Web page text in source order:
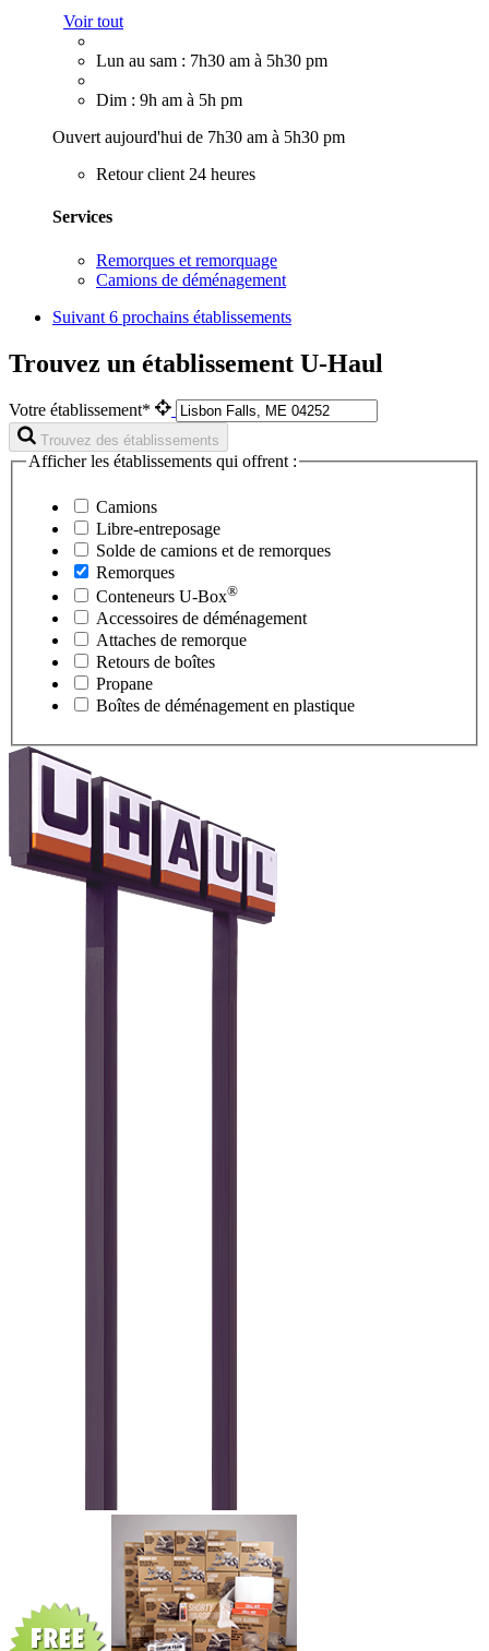
Voir tout
Lun au sam : 7h30 am à 5h30 pm
Dim : 9h am à 5h pm
Ouvert aujourd'hui de 7h30 am à 5h30 pm
Retour client 24 heures
Services
Remorques et remorquage
Camions de déménagement
Suivant 6 prochains établissements
Trouvez un établissement U-Haul
Votre établissement*
Trouvez des établissements
Afficher les établissements qui offrent :
Camions
Libre-entreposage
Solde de camions et de remorques
Remorques
Conteneurs U-Box®
Accessoires de déménagement
Attaches de remorque
Retours de boîtes
Propane
Boîtes de déménagement en plastique